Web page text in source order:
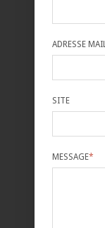
ADRESSE MAIL
SITE
MESSAGE*